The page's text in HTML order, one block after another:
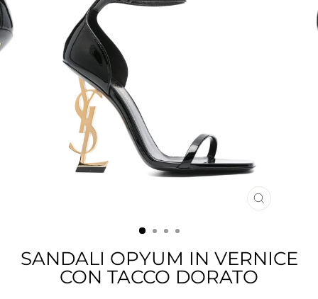
CHIUDI
SANDALI OPYUM IN VERNICE
CON TACCO DORATO